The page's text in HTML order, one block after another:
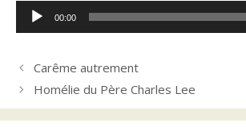
Lecteur
audio
00:00
Carême autrement
Homélie du Père Charles Lee